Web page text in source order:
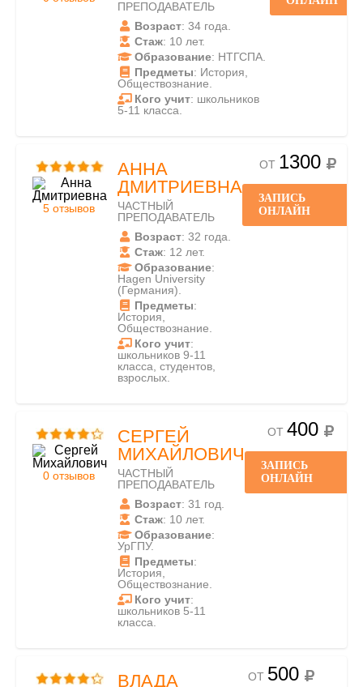
ПРЕПОДАВАТЕЛЬ
Возраст: 34 года.
Стаж: 10 лет.
Образование: НТГСПА.
Предметы: История,
Обществознание.
Кого учит: школьников
5-11 класса.
5 отзывов
АННА
ДМИТРИЕВНА
ЧАСТНЫЙ
ПРЕПОДАВАТЕЛЬ
Возраст: 32 года.
Стаж: 12 лет.
Образование:
Hagen University
(Германия).
Предметы:
История,
Обществознание.
Кого учит:
школьников 9-11
класса, студентов,
взрослых.
ОТ 1300
ЗАПИСЬ
ОНЛАЙН
0 отзывов
СЕРГЕЙ
МИХАЙЛОВИЧ
ЧАСТНЫЙ
ПРЕПОДАВАТЕЛЬ
Возраст: 31 год.
Стаж: 10 лет.
Образование:
УрГПУ.
Предметы:
История,
Обществознание.
Кого учит:
школьников 5-11
класса.
ОТ 400
ЗАПИСЬ
ОНЛАЙН
ВЛАДА
ОТ 500